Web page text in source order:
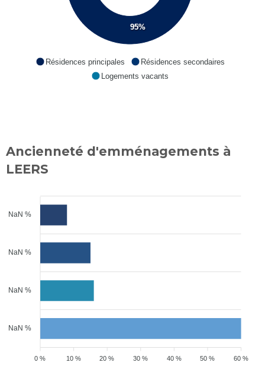
95%
Résidences principales
Résidences secondaires
Logements vacants
Ancienneté d'emménagements à
LEERS
NaN %
NaN %
NaN %
NaN %
60 %
50 %
40 %
30 %
20 %
10 %
0 %